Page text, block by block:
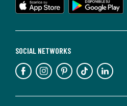
SOCIAL NETWORKS